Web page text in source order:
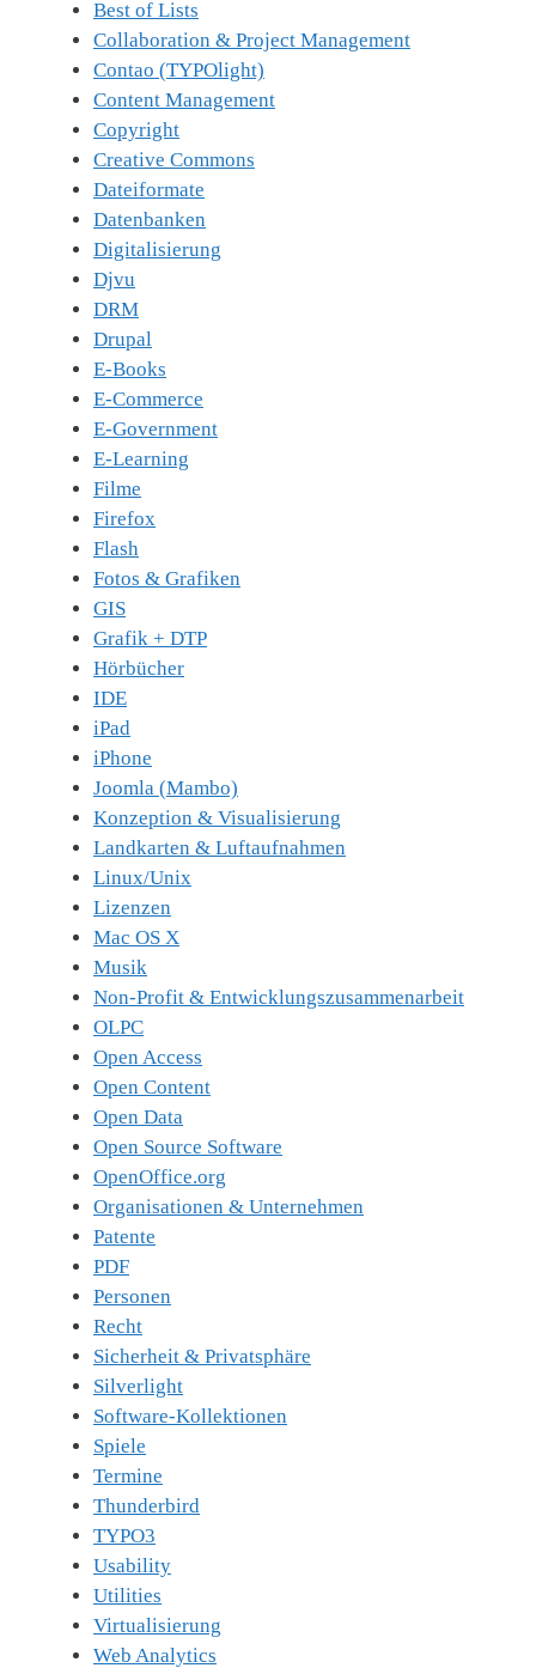
Best of Lists
Collaboration & Project Management
Contao (TYPOlight)
Content Management
Copyright
Creative Commons
Dateiformate
Datenbanken
Digitalisierung
Djvu
DRM
Drupal
E-Books
E-Commerce
E-Government
E-Learning
Filme
Firefox
Flash
Fotos & Grafiken
GIS
Grafik + DTP
Hörbücher
IDE
iPad
iPhone
Joomla (Mambo)
Konzeption & Visualisierung
Landkarten & Luftaufnahmen
Linux/Unix
Lizenzen
Mac OS X
Musik
Non-Profit & Entwicklungszusammenarbeit
OLPC
Open Access
Open Content
Open Data
Open Source Software
OpenOffice.org
Organisationen & Unternehmen
Patente
PDF
Personen
Recht
Sicherheit & Privatsphäre
Silverlight
Software-Kollektionen
Spiele
Termine
Thunderbird
TYPO3
Usability
Utilities
Virtualisierung
Web Analytics